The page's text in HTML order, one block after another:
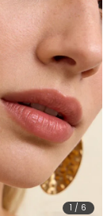
1 / 6